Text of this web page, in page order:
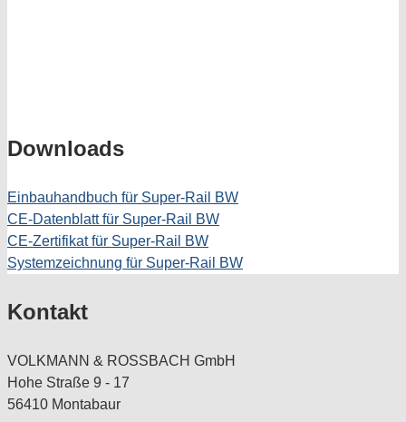
Downloads
Einbauhandbuch für Super-Rail BW
CE-Datenblatt für Super-Rail BW
CE-Zertifikat für Super-Rail BW
Systemzeichnung für Super-Rail BW
Kontakt
VOLKMANN & ROSSBACH GmbH
Hohe Straße 9 - 17
56410 Montabaur